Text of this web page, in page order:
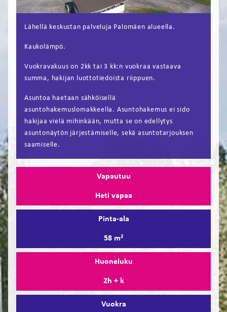
Lähellä keskustan palveluja Palomäen alueella.
Kaukolämpö.
Vuokravakuus on 2kk tai 3 kk:n vuokraa vastaava
summa, hakijan luottotiedoista riippuen.
Asuntoa haetaan sähköisellä
asuntohakemuslomakkeella. Asuntohakemus ei sido
hakijaa vielä mihinkään, mutta se on edellytys
asuntonäytön järjestämiselle, sekä asuntotarjouksen
saamiselle.
Vapautuu
Heti vapaa
Pinta-ala
58 m²
Huoneluku
2h + k
Vuokra